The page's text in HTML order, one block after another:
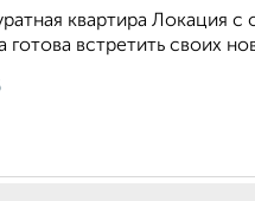
квартира Локация
готова встретить своих